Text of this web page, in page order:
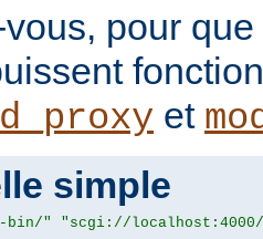
pour
et
simple
bin/" "scgi://